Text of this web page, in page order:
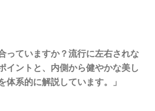
っていますか？流行に左右されな
イントと、内側から健やかな美し
体系的に解説しています。」